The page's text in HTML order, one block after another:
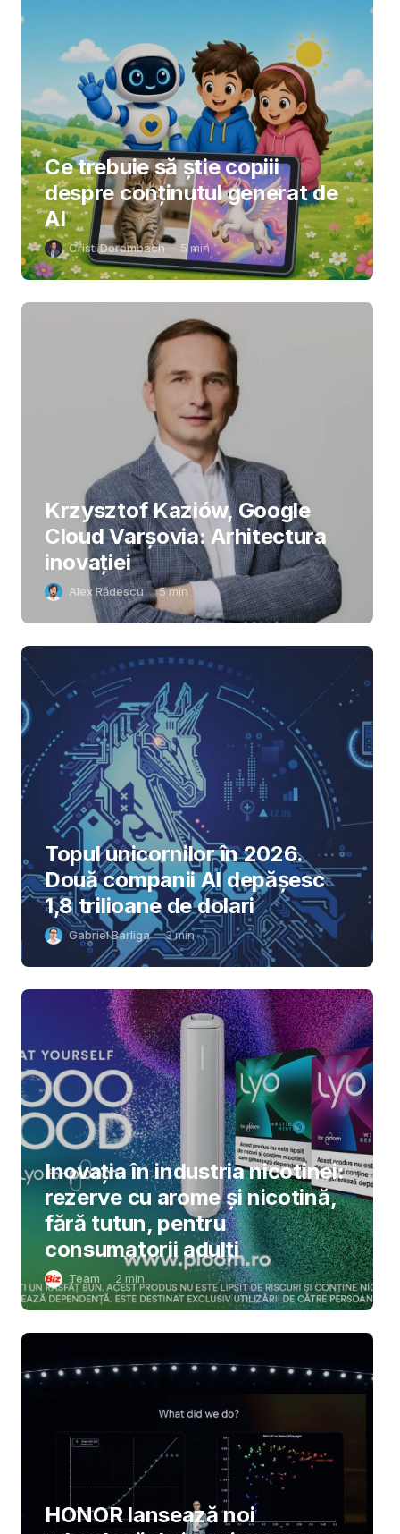
Ce trebuie să știe copiii
despre conținutul generat de
AI
Cristi Dorombach 5 min
Krzysztof Kaziów, Google
Cloud Varșovia: Arhitectura
inovaţiei
Alex Rădescu 5min
Topul unicornilor în 2026.
Două companii AI depășesc
1,8 trilioane de dolari
Gabriel Barliga 3min
Inovația în industria nicotinei:
rezerve cu arome și nicotină,
fără tutun, pentru
consumatorii adulți
Team 2 min
HONOR lansează noi